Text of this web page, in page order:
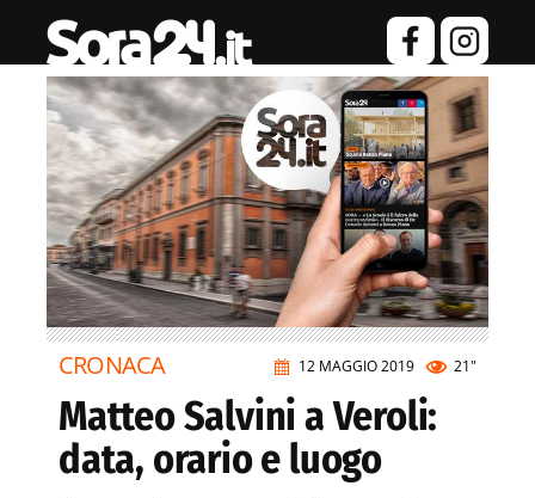
12 MAGGIO 2019 21"
CRONACA
Matteo Salvini a Veroli:
data, orario e luogo